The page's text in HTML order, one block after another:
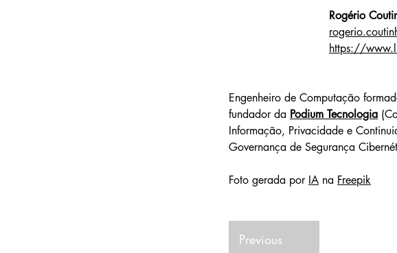
Rogério
https://
Engenheiro de Computação
fundador da Podium Tecnologia
Informação, Privacidade e
Governança de Segurança
Foto gerada por IA na Freepik
Previous